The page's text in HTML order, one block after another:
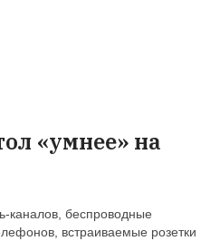
«умнее» на
каналов, беспроводные
встраиваемые розетки